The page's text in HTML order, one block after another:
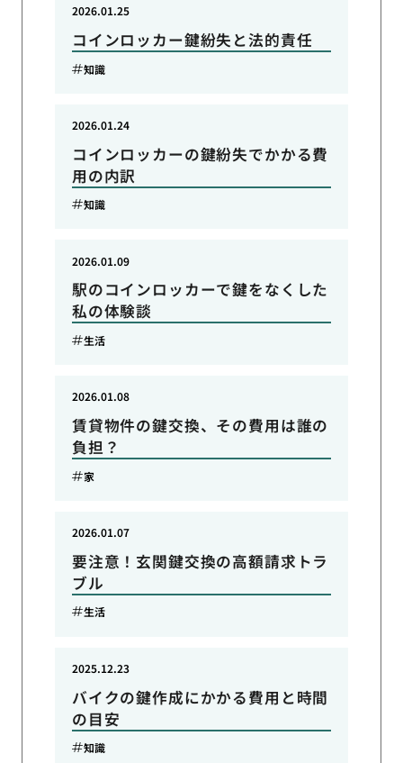
コインロッカー鍵紛失と法的責任
2026.01.25
知識
コインロッカーの鍵紛失でかかる費
用の内訳
2026.01.24
知識
駅のコインロッカーで鍵をなくした
私の体験談
2026.01.09
生活
賃貸物件の鍵交換、その費用は誰の
負担？
2026.01.08
家
要注意！玄関鍵交換の高額請求トラ
ブル
2026.01.07
生活
バイクの鍵作成にかかる費用と時間
の目安
2025.12.23
知識